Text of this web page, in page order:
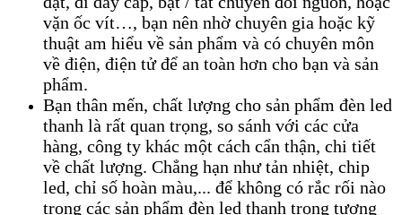
vặn ốc vít…, bạn nên nhờ chuyên gia hoặc kỹ
thuật am hiểu về sản phẩm và có chuyên môn
về điện, điện tử để an toàn hơn cho bạn và sản
phẩm.
Bạn thân mến, chất lượng cho sản phẩm đèn led
thanh là rất quan trọng, so sánh với các cửa
hàng, công ty khác một cách cẩn thận, chi tiết
về chất lượng. Chẳng hạn như tản nhiệt, chip
led, chỉ số hoàn màu,... để không có rắc rối nào
trong các sản phẩm đèn led thanh trong tương